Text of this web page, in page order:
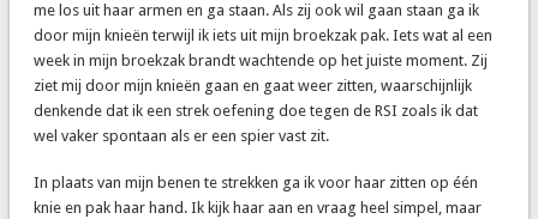
me los uit haar armen en ga staan. Als zij ook wil gaan staan ga ik
door mijn knieën terwijl ik iets uit mijn broekzak pak. Iets wat al een
week in mijn broekzak brandt wachtende op het juiste moment. Zij
ziet mij door mijn knieën gaan en gaat weer zitten, waarschijnlijk
denkende dat ik een strek oefening doe tegen de RSI zoals ik dat
wel vaker spontaan als er een spier vast zit.
In plaats van mijn benen te strekken ga ik voor haar zitten op één
knie en pak haar hand. Ik kijk haar aan en vraag heel simpel, maar